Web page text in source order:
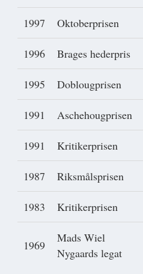
1997 Oktoberprisen
1996 Brages hederpris
1995 Doblougprisen
1991 Aschehougprisen
1991 Kritikerprisen
1987 Riksmålsprisen
1983 Kritikerprisen
1969
Mads Wiel
Nygaards legat